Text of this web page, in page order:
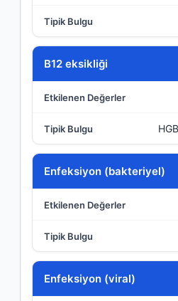
Tipik Bulgu
B12 eksikliği
Enfeksiyon (bakteriyel)
Enfeksiyon (viral)